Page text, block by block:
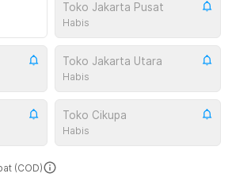
Toko Jakarta Pusat
Habis
Toko Jakarta Utara
Habis
Toko Cikupa
Habis
(COD)